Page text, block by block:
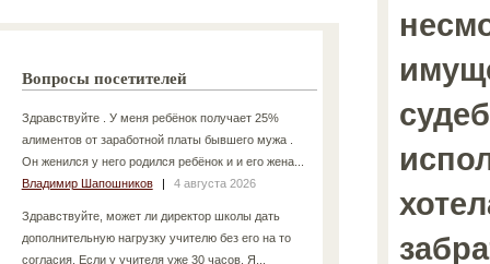
Вопросы посетителей
Здравствуйте . У меня ребёнок получает 25%
алиментов от заработной платы бывшего мужа .
Он женился у него родился ребёнок и и его жена...
Владимир Шапошников
| 4 августа 2026
Здравствуйте, может ли директор школы дать
дополнительную нагрузку учителю без его на то
согласия. Если у учителя уже 30 часов. Я...